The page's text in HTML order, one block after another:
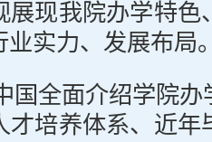
展现我院办学特色
业实力、发展布局
国全面介绍学院
才培养体系、近年